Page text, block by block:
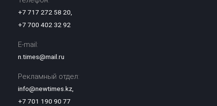
+7 717 272 58 20,
+7 700 402 32 92
E-mail:
n.times@mail.ru
Рекламный отдел:
info@newtimes.kz,
+7 701 190 90 77